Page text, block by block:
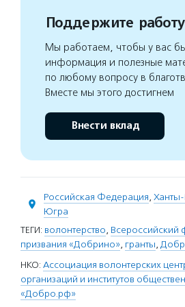
Поддержите
Мы работаем, чтобы у вас
информация и полезные
по любому вопросу в
Вместе мы этого достигнем
Внести вклад
Российская Федерация,
Югра
ТЕГИ: волонтерство, Всероссийский
призвания «Добрино», гранты,
НКО: Ассоциация волонтерских
организаций и институтов
«Добро.рф»